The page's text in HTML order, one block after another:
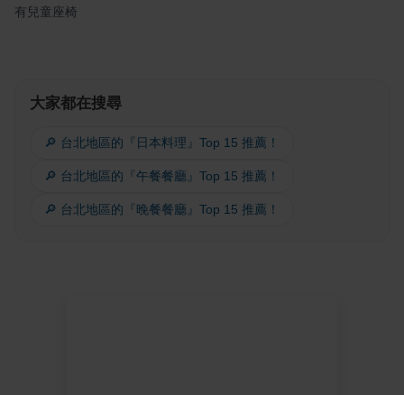
有兒童座椅
大家都在搜尋
🔎 台北地區的『日本料理』Top 15 推薦！
🔎 台北地區的『午餐餐廳』Top 15 推薦！
🔎 台北地區的『晚餐餐廳』Top 15 推薦！